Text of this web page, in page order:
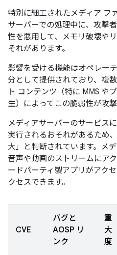
特別に細工されたメディア フ
サーバーでの処理中に、攻撃
性を悪用して、メモリ破壊や
それがあります。
影響を受ける機能はオペレー
分として提供されており、複
ト コンテンツ（特に MMS や
生）によってこの脆弱性が攻
メディアサーバーのサービス
実行されるおそれがあるため
大」と判断されています。メ
音声や動画のストリームにア
ードパーティ製アプリがアク
クセスできます。
CVE
バグと
AOSP リ
ンク
重
大
度